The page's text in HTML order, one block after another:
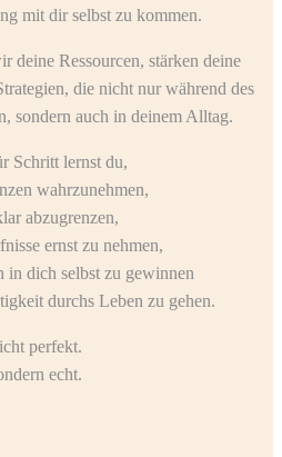
mit dir selbst zu kommen.
deine Ressourcen, stärken deine
die nicht nur während des
sondern auch in deinem Alltag.
Schritt lernst du,
wahrzunehmen,
abzugrenzen,
ernst zu nehmen,
in dich selbst zu gewinnen
durchs Leben zu gehen.
perfekt.
echt.